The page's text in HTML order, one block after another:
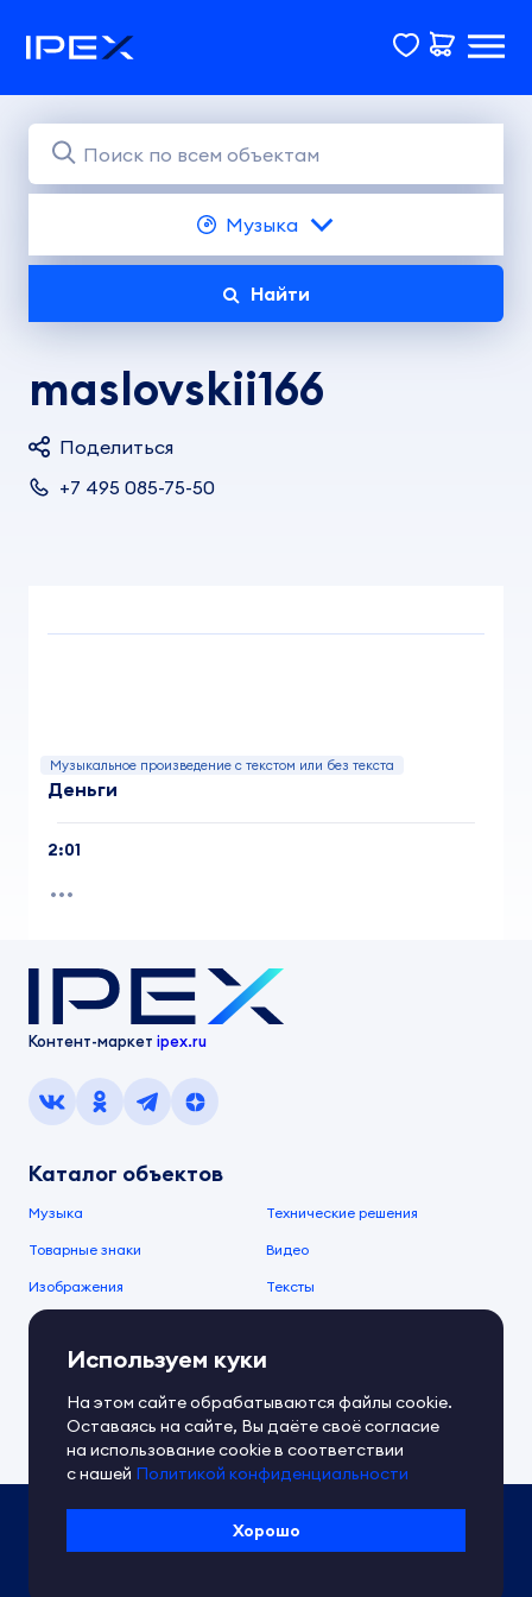
Музыка
Найти
maslovskii166
Поделиться
+7 495 085-75-50
Музыкальное произведение с текстом или без текста
Деньги
2:01
Контент-маркет ipex.ru
Каталог объектов
Музыка Технические решения
Товарные знаки Видео
Изображения Тексты
О компании
О сервисе
Документы IPEX Справочный центр
Контакты Обратная связь
Политика IPEX по обработке ПД
Условия использования платформы
Используем куки
На этом сайте обрабатываются файлы cookie.
Оставаясь на сайте, Вы даёте своё согласие
на использование cookie в соответствии
с нашей Политикой конфиденциальности
Хорошо